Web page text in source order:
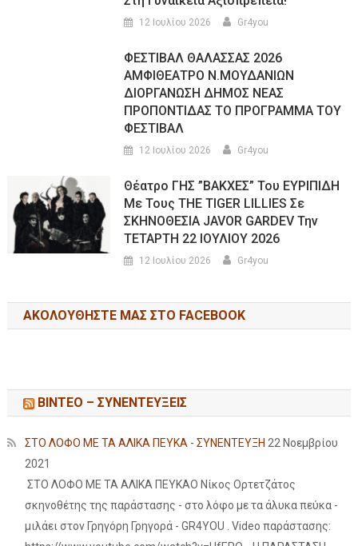
12 Ιουλίου 2026 Gr4you
ΦΕΣΤΙΒΑΛ ΘΑΛΑΣΣΑΣ 2026
ΑΜΦΙΘΕΑΤΡΟ Ν.ΜΟΥΔΑΝΙΩΝ
ΔΙΟΡΓΑΝΩΣΗ ΔΗΜΟΣ ΝΕΑΣ
ΠΡΟΠΟΝΤΙΔΑΣ ΤΟ ΠΡΟΓΡΑΜΜΑ ΤΟΥ
ΦΕΣΤΙΒΑΛ
12 Ιουλίου 2026 Gr4you
Θέατρο ΓΗΣ ”ΒΑΚΧΕΣ” Του ΕΥΡΙΠΙΔΗ
Με Τους THE TIGER LILLIES Σε
ΣΚΗΝΟΘΕΣΙΑ JAVOR GARDEV Την
ΤΕΤΑΡΤΗ 22 ΙΟΥΛΙΟΥ 2026
12 Ιουλίου 2026 Gr4you
ΑΚΟΛΟΥΘΉΣΤΕ ΜΑΣ ΣΤΟ FACEBOOK
ΒΙΝΤΕΟ – ΣΥΝΕΝΤΕΥΞΕΙΣ
ΣΤΟ ΛΟΦΟ ΜΕ ΤΑ ΑΛΙΚΑ ΠΕΥΚΑ - ΣΥΝΕΝΤΕΥΞΗ 22 Νοεμβρίου
2021
ΣΤΟ ΛΟΦΟ ΜΕ ΤΑ ΑΛΙΚΑ ΠΕΥΚΑΟ Νίκος Ορτετζάτος
σκηνοθέτης της παράστασης - στο λόφο με τα άλυκα πεύκα -
μιλάει στον Γρηγόρη Γρηγορά - GR4YOU . Video παράστασης: